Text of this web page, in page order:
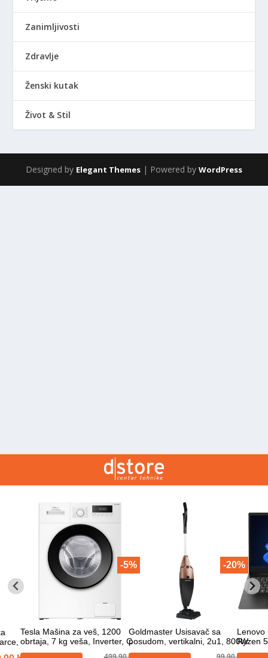
Zanimljivosti
Zdravlje
Ženski kutak
Život & Stil
Designed by Elegant Themes | Powered by WordPress